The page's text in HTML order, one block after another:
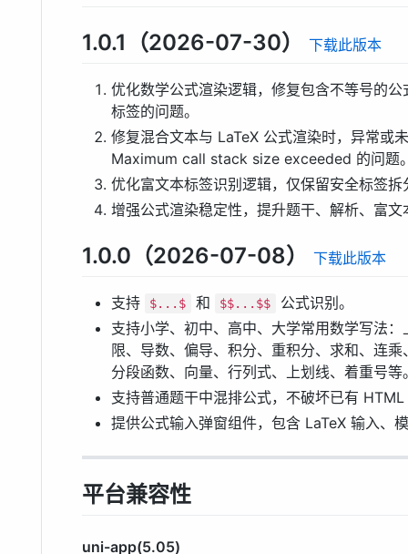
1.0.1（2026-07-30） 下载此版本
优化数学公式渲染逻辑，修复包含不等号的
标签的问题。
修复混合文本与 LaTeX 公式渲染时，异常或
Maximum call stack size exceeded 的问题
优化富文本标签识别逻辑，仅保留安全标签
增强公式渲染稳定性，提升题干、解析、富
1.0.0（2026-07-08） 下载此版本
支持 $...$ 和 $$...$$
公式识别。
支持小学、初中、高中、大学常用数学写法
限、导数、偏导、积分、重积分、求和、连
分段函数、向量、行列式、上划线、着重号等
支持普通题干中混排公式，不破坏已有
提供公式输入弹窗组件，包含 LaTeX 输入、
平台兼容性
uni-app(5.05)